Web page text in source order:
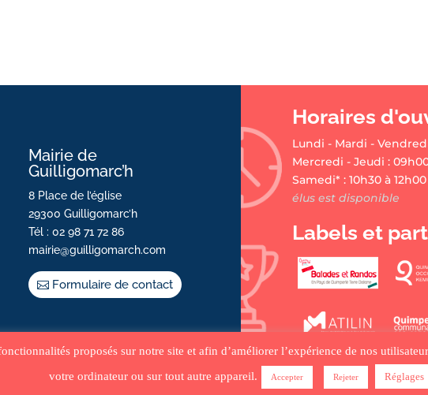
Mairie de
Guilligomarc’h
8 Place de l’église
29300 Guilligomarc’h
Tél : 02 98 71 72 86
mairie@guilligomarch.com
Formulaire de contact
Horaires
Lundi - Mardi -
Mercredi - Jeudi :
Samedi* : 10h30 à 12h00
élus est disponible
Labels et
• MENTIONS LÉGALES • CRÉDITS•
proposés sur notre site et afin d’améliorer l’expérience de nos
votre ordinateur ou sur tout autre appareil.
Accepter Rejeter Réglages